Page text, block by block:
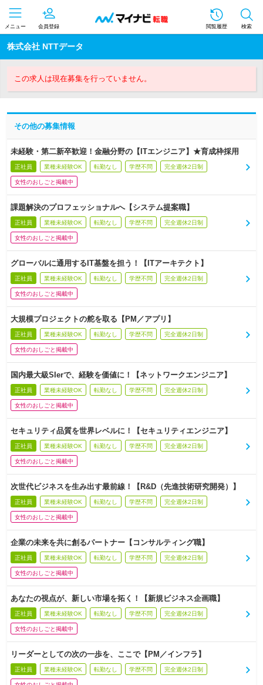
メニュー 会員登録 閲覧履歴 検索
株式会社 NTTデータ
この求人は現在募集を行っていません。
その他の募集情報
未経験・第二新卒歓迎！金融分野の【ITエンジニア】★育成枠採用
正社員 業種未経験OK 転勤なし 学歴不問 完全週休2日制
女性のおしごと掲載中
課題解決のプロフェッショナルへ【システム提案職】
正社員 業種未経験OK 転勤なし 学歴不問 完全週休2日制
女性のおしごと掲載中
グローバルに通用するIT基盤を担う！【ITアーキテクト】
正社員 業種未経験OK 転勤なし 学歴不問 完全週休2日制
女性のおしごと掲載中
大規模プロジェクトの舵を取る【PM／アプリ】
正社員 業種未経験OK 転勤なし 学歴不問 完全週休2日制
女性のおしごと掲載中
国内最大級SIerで、経験を価値に！【ネットワークエンジニア】
正社員 業種未経験OK 転勤なし 学歴不問 完全週休2日制
女性のおしごと掲載中
セキュリティ品質を世界レベルに！【セキュリティエンジニア】
正社員 業種未経験OK 転勤なし 学歴不問 完全週休2日制
女性のおしごと掲載中
次世代ビジネスを生み出す最前線！【R&D（先進技術研究開発）】
正社員 業種未経験OK 転勤なし 学歴不問 完全週休2日制
女性のおしごと掲載中
企業の未来を共に創るパートナー【コンサルティング職】
正社員 業種未経験OK 転勤なし 学歴不問 完全週休2日制
女性のおしごと掲載中
あなたの視点が、新しい市場を拓く！【新規ビジネス企画職】
正社員 業種未経験OK 転勤なし 学歴不問 完全週休2日制
女性のおしごと掲載中
リーダーとしての次の一歩を、ここで【PM／インフラ】
正社員 業種未経験OK 転勤なし 学歴不問 完全週休2日制